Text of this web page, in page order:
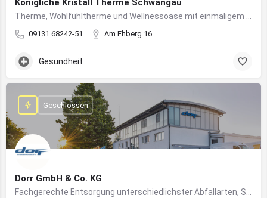
Königliche Kristall Therme Schwangau
09131 68242-51 Am Ehberg 16
Gesundheit
Dorr GmbH & Co. KG
Geschlossen